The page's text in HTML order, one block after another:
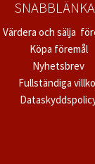
Värdera och sälja
Köpa föremål
Nyhetsbrev
Fullständiga